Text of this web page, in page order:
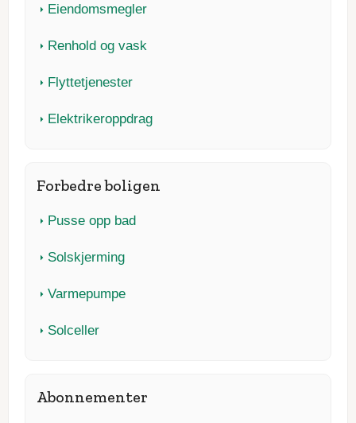
Eiendomsmegler
Renhold og vask
Flyttetjenester
Elektrikeroppdrag
Forbedre boligen
Pusse opp bad
Solskjerming
Varmepumpe
Solceller
Abonnementer